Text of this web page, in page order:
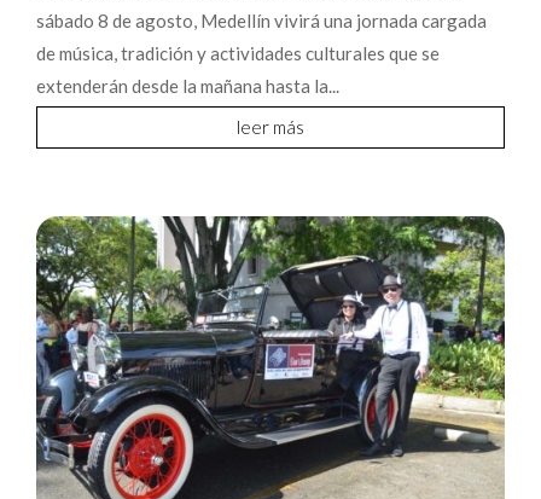
sábado 8 de agosto, Medellín vivirá una jornada cargada
de música, tradición y actividades culturales que se
extenderán desde la mañana hasta la...
leer más